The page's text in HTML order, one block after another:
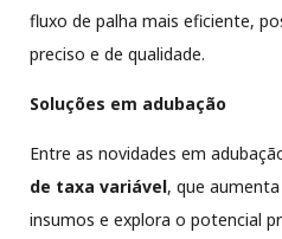
fluxo de palha mais eficiente,
preciso e de qualidade.
Soluções em adubação
Entre as novidades em
de taxa variável, que
insumos e explora o potencial